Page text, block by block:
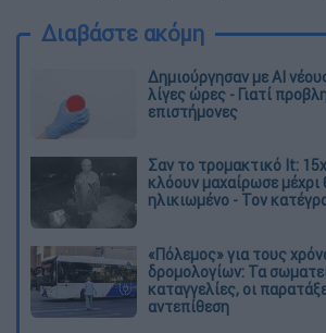
Διαβάστε ακόμη
Δημιούργησαν με AI
λίγες ώρες - Γιατί
επιστήμονες
Σαν το τρομακτικό It:
κλόουν μαχαίρωσε μέχρι
ηλικιωμένο - Τον
«Πόλεμος» για τους
δρομολογίων: Τα
καταγγελίες, οι
αντεπίθεση